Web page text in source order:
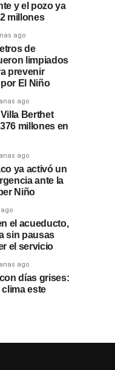
y el pozo ya
millones
ago
de
limpiados
prevenir
El Niño
ago
Berthet
millones en
ago
ya activó un
ante la
Niño
el acueducto,
sin pausas
el servicio
ago
días grises:
este